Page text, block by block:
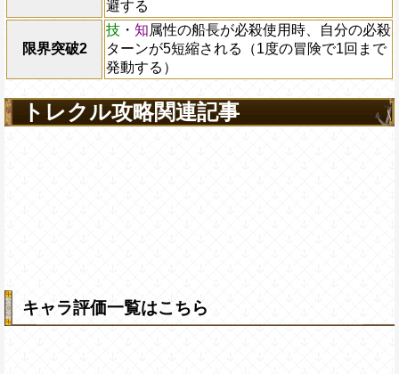
避する
限界突破2
技 ・ 知属性の船長が必殺使用時、自分の必殺
ターンが5短縮される（1度の冒険で1回まで
発動する）
トレクル攻略関連記事
キャラ評価一覧はこちら